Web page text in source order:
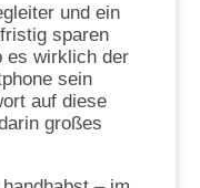
und ein
sparen
es wirklich der
sein
auf diese
großes